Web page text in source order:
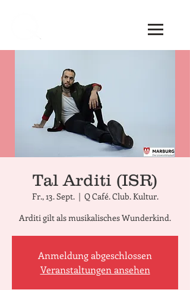
Tal Arditi (ISR)
Fr., 13. Sept.
  |
Q Café. Club. Kultur.
Arditi gilt als musikalisches Wunderkind.
Anmeldung abgeschlossen
Veranstaltungen ansehen